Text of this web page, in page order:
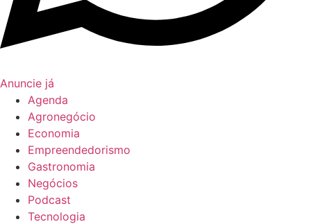
Anuncie já
Agenda
Agronegócio
Economia
Empreendedorismo
Gastronomia
Negócios
Podcast
Tecnologia